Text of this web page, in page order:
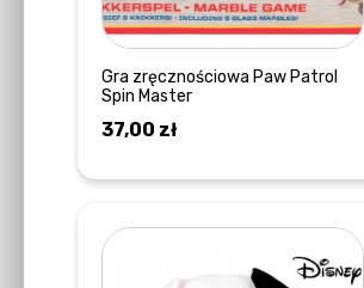
Gra zręcznościowa Paw Patrol
Spin Master
37,00 zł